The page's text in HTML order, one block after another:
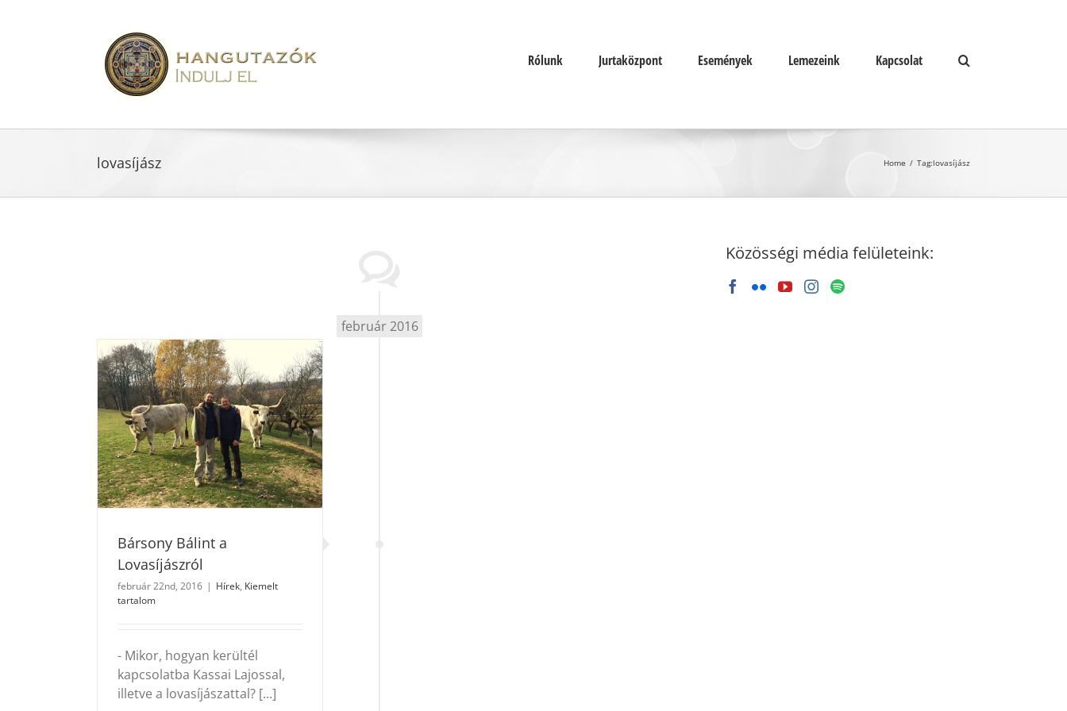
Rólunk Jurtaközpont Események Lemezeink Kapcsolat
lovasíjász Home / Tag:lovasíjász
február 2016
Bársony Bálint a
Lovasíjászról
február 22nd, 2016 | Hírek, Kiemelt
tartalom
- Mikor, hogyan kerültél
kapcsolatba Kassai Lajossal,
illetve a lovasíjászattal? [...]
Közösségi média felületeink: